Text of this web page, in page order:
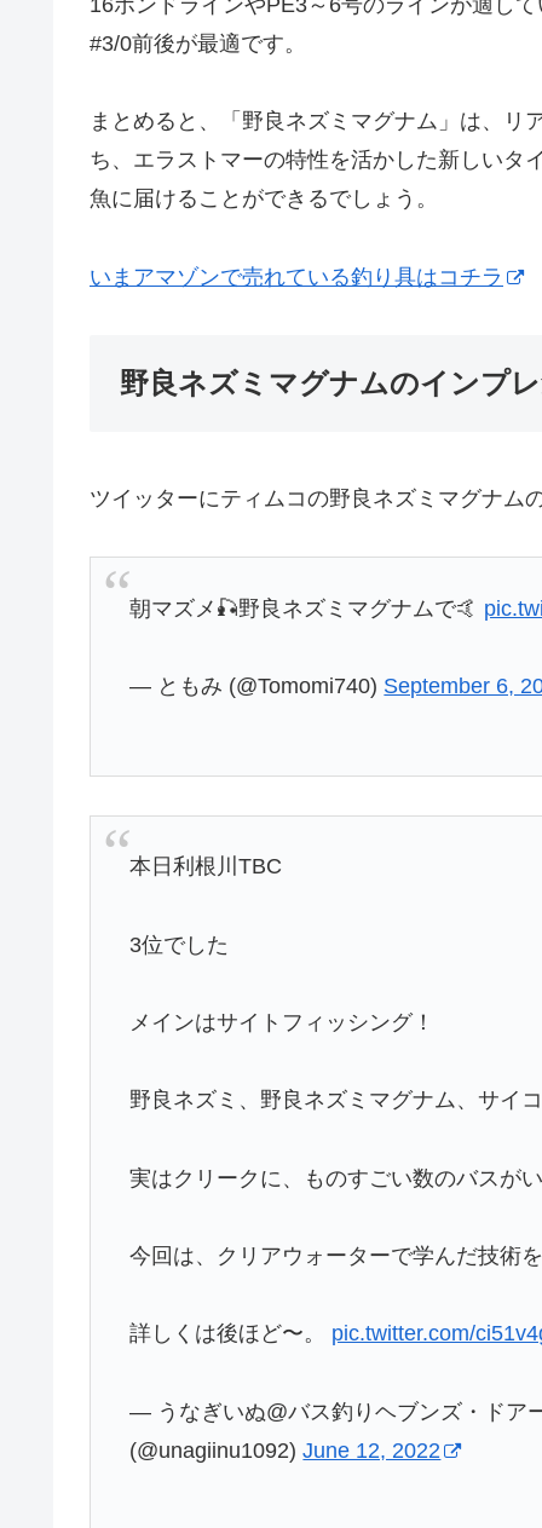
#3/0前後が最適です。
まとめると、「野良ネズミマグナム」は、リ
ち、エラストマーの特性を活かした新しいタ
魚に届けることができるでしょう。
いまアマゾンで売れている釣り具はコチラ
野良ネズミマグナムのインプ
ツイッターにティムコの野良ネズミマグナム
朝マズメ🎣野良ネズミマグナムで🤙
— ともみ (@Tomomi740) September 6,
本日利根川TBC
3位でした
メインはサイトフィッシング！
野良ネズミ、野良ネズミマグナム、サイ
実はクリークに、ものすごい数のバスが
今回は、クリアウォーターで学んだ技術
詳しくは後ほど〜。 pic.twitter.com/
— うなぎいぬ@バス釣りヘブンズ・ドア
(@unagiinu1092)June 12, 2022